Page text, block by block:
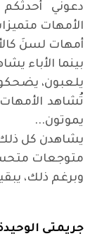
دعوني
الأمهات
أمهات لسنَ
بينما الأباء
يلعبون،
تُشاهد
يموتون...
يشاهدن كل
متوجعات
وبرغم ذلك،
جريمتى